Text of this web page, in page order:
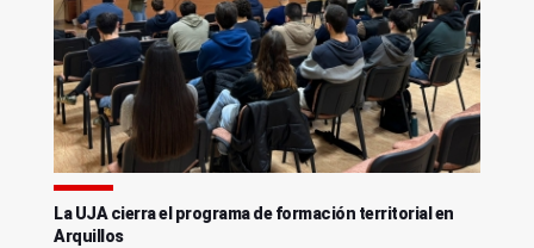
La UJA cierra el programa de formación territorial en
Arquillos